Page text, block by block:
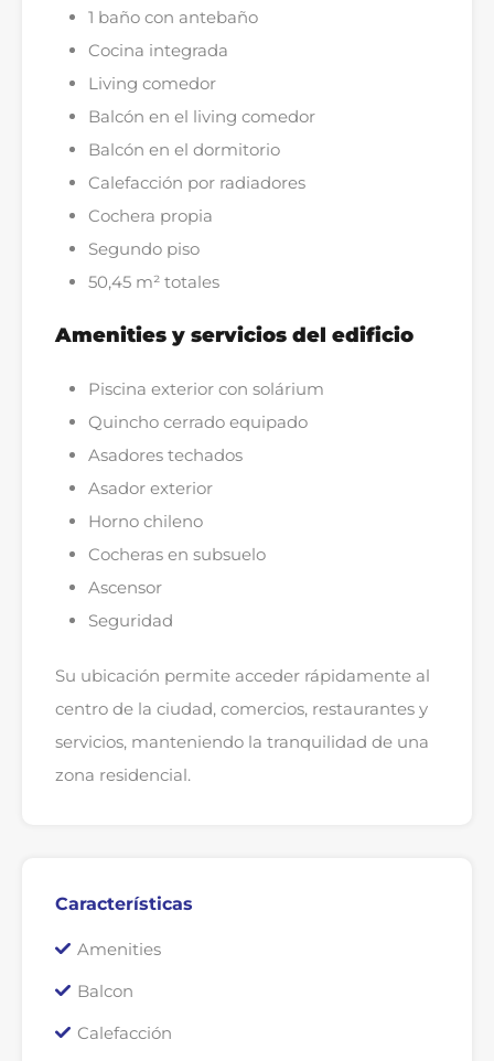
1 baño con antebaño
Cocina integrada
Living comedor
Balcón en el living comedor
Balcón en el dormitorio
Calefacción por radiadores
Cochera propia
Segundo piso
50,45 m² totales
Amenities y servicios del edificio
Piscina exterior con solárium
Quincho cerrado equipado
Asadores techados
Asador exterior
Horno chileno
Cocheras en subsuelo
Ascensor
Seguridad
Su ubicación permite acceder rápidamente al
centro de la ciudad, comercios, restaurantes y
servicios, manteniendo la tranquilidad de una
zona residencial.
Características
Amenities
Balcon
Calefacción